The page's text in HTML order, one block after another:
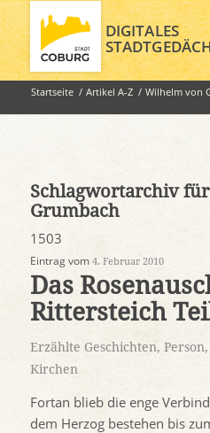
DIGITALES
Startseite / Artikel A-Z / Wilhelm von
Schlagwortarchiv
Grumbach
1503
Eintrag vom 4. Februar 2010
Das
Rittersteich
Erzählte Geschichten, Person,
Kirchen
Fortan blieb die enge
dem Herzog bestehen bis